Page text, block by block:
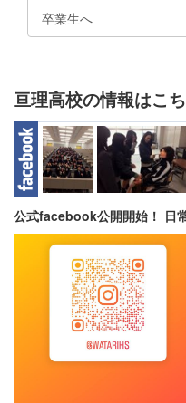
卒業生へ
亘理高校の情報はこ
公式facebook公開開始！ 日